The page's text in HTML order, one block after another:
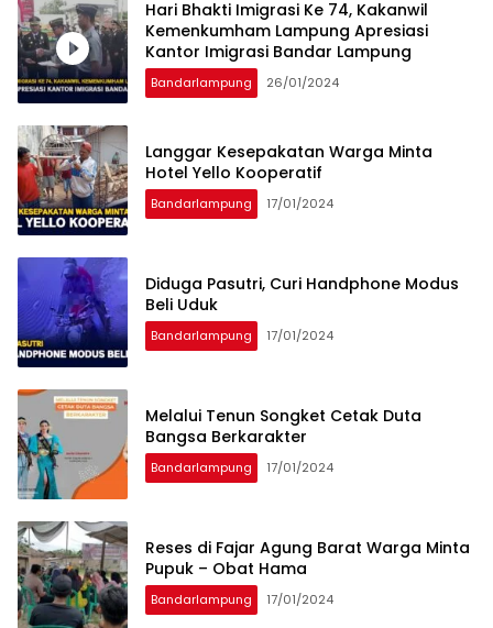
Hari Bhakti Imigrasi Ke 74, Kakanwil
Kemenkumham Lampung Apresiasi
Kantor Imigrasi Bandar Lampung
Bandarlampung 26/01/2024
Langgar Kesepakatan Warga Minta
Hotel Yello Kooperatif
Bandarlampung 17/01/2024
Diduga Pasutri, Curi Handphone Modus
Beli Uduk
Bandarlampung 17/01/2024
Melalui Tenun Songket Cetak Duta
Bangsa Berkarakter
Bandarlampung 17/01/2024
Reses di Fajar Agung Barat Warga Minta
Pupuk – Obat Hama
Bandarlampung 17/01/2024